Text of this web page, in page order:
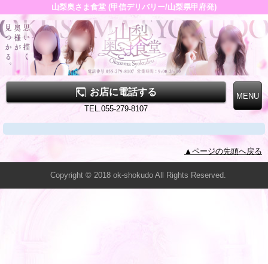
山梨奥さま食堂 (甲信デリバリー/山梨県甲府発)
お店に電話する
TEL.055-279-8107
▲ページの先頭へ戻る
Copyright © 2018 ok-shokudo All Rights Reserved.